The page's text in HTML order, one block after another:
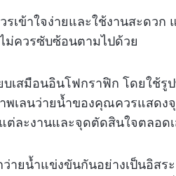
เข้าใจง่ายและใช้งานสะดว
ควรซับซ้อนตามไปด้วย
เสมือนอินโฟกราฟิก โดยใช้รู
พเลนว่ายน้ำของคุณควรแสดง
ต่ละงานและจุดตัดสินใจตลอด
ายน้ำแข่งขันกันอย่างเป็นอิสร